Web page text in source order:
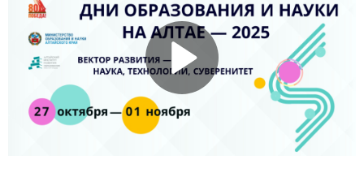
Play Video